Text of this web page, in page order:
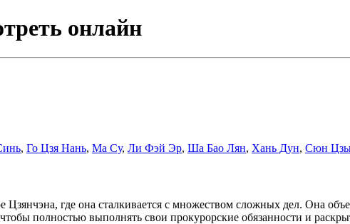
онлайн
, Го Цзя Нань, Ма Су, Ли Фэй Эр, Ша Бао Лян, Хань Дун, Сюн
где она сталкивается с множеством сложных дел. Она
полностью выполнять свои прокурорские обязанности и